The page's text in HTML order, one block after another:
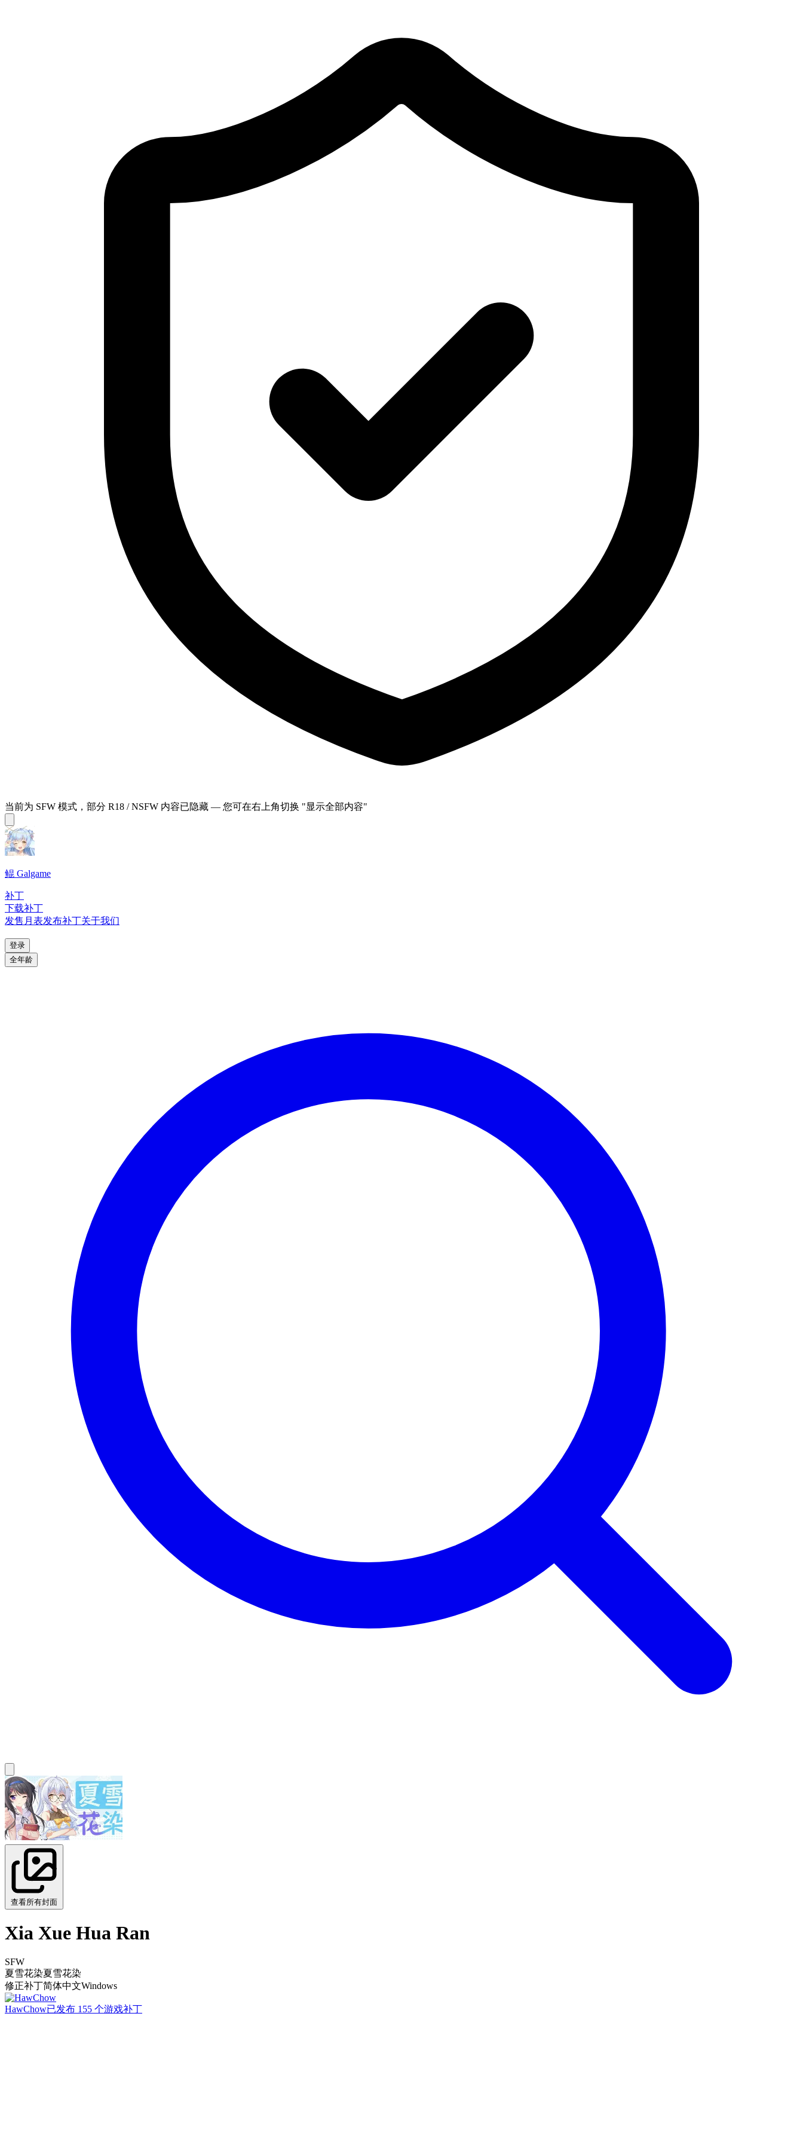
当前为 SFW 模式，部分 R18 / NSFW 内容已隐藏 — 您可在右上角切换 "显示全部内容"
鲲 Galgame
补丁
下载补丁
发售月表发布补丁关于我们
登录
全年龄
查看所有封面
Xia Xue Hua Ran
SFW
夏雪花染夏雪花染
修正补丁简体中文Windows
HawChow已发布 155 个游戏补丁